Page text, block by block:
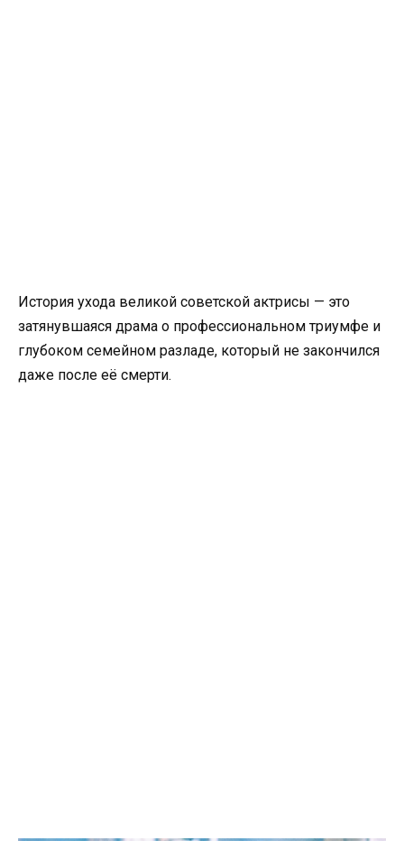
История ухода великой советской актрисы — это
затянувшаяся драма о профессиональном триумфе и
глубоком семейном разладе, который не закончился
даже после её смерти.